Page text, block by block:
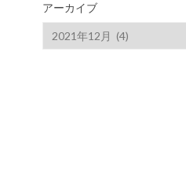
アーカイブ
ア
ー